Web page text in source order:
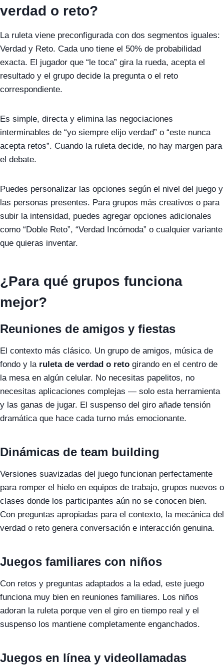
verdad o reto?
La ruleta viene preconfigurada con dos segmentos iguales:
Verdad y Reto. Cada uno tiene el 50% de probabilidad
exacta. El jugador que “le toca” gira la rueda, acepta el
resultado y el grupo decide la pregunta o el reto
correspondiente.
Es simple, directa y elimina las negociaciones
interminables de “yo siempre elijo verdad” o “este nunca
acepta retos”. Cuando la ruleta decide, no hay margen para
el debate.
Puedes personalizar las opciones según el nivel del juego y
las personas presentes. Para grupos más creativos o para
subir la intensidad, puedes agregar opciones adicionales
como “Doble Reto”, “Verdad Incómoda” o cualquier variante
que quieras inventar.
¿Para qué grupos funciona
mejor?
Reuniones de amigos y fiestas
El contexto más clásico. Un grupo de amigos, música de
fondo y la ruleta de verdad o reto girando en el centro de
la mesa en algún celular. No necesitas papelitos, no
necesitas aplicaciones complejas — solo esta herramienta
y las ganas de jugar. El suspenso del giro añade tensión
dramática que hace cada turno más emocionante.
Dinámicas de team building
Versiones suavizadas del juego funcionan perfectamente
para romper el hielo en equipos de trabajo, grupos nuevos o
clases donde los participantes aún no se conocen bien.
Con preguntas apropiadas para el contexto, la mecánica del
verdad o reto genera conversación e interacción genuina.
Juegos familiares con niños
Con retos y preguntas adaptados a la edad, este juego
funciona muy bien en reuniones familiares. Los niños
adoran la ruleta porque ven el giro en tiempo real y el
suspenso los mantiene completamente enganchados.
Juegos en línea y videollamadas